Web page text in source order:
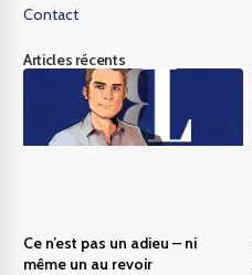
Contact
Articles récents
Ce n’est pas un adieu – ni
même un au revoir